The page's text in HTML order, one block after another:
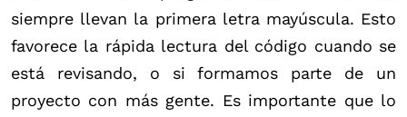
siempre llevan la primera letra mayúscula. Esto
favorece la rápida lectura del código cuando se
está revisando, o si formamos parte de un
proyecto con más gente. Es importante que lo